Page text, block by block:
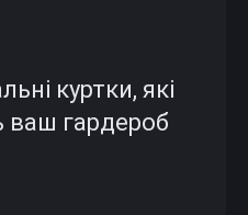
куртки, які
ваш гардероб